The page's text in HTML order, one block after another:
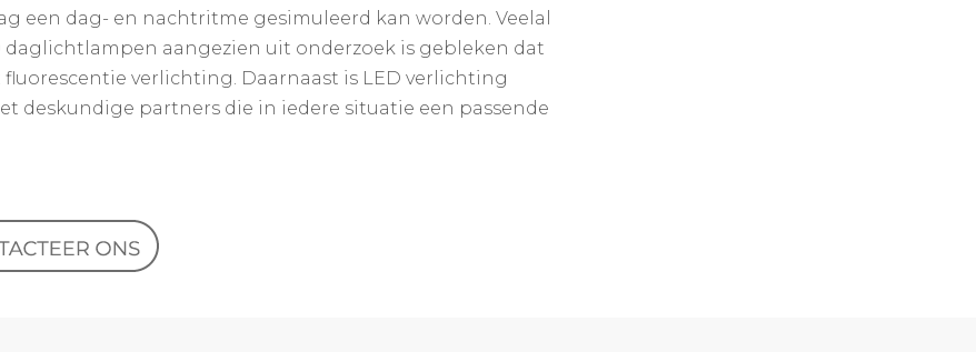
een dag- en nachtritme gesimuleerd kan worden. Veelal
aangezien uit onderzoek is gebleken dat
verlichting. Daarnaast is LED verlichting
deskundige partners die in iedere situatie een passende